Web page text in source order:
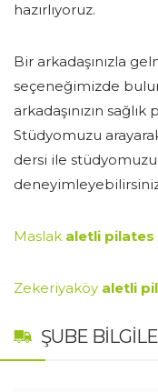
hazırlıyoruz.
Bir arkadaşınızla
seçeneğimizde
arkadaşınızın
Stüdyomuzu
dersi ile
Maslak aletli pilates
Zekeriyaköy aletli
ŞUBE